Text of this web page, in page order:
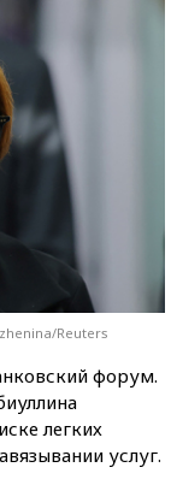
Reuters
форум.
легких
услуг.